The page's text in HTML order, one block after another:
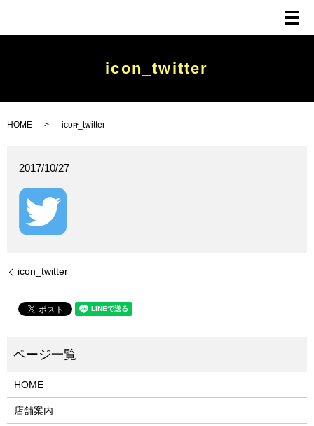
メ
icon_twitter
HOME icon_twitter
2017/10/27
icon_twitter
HOME
店舗案内